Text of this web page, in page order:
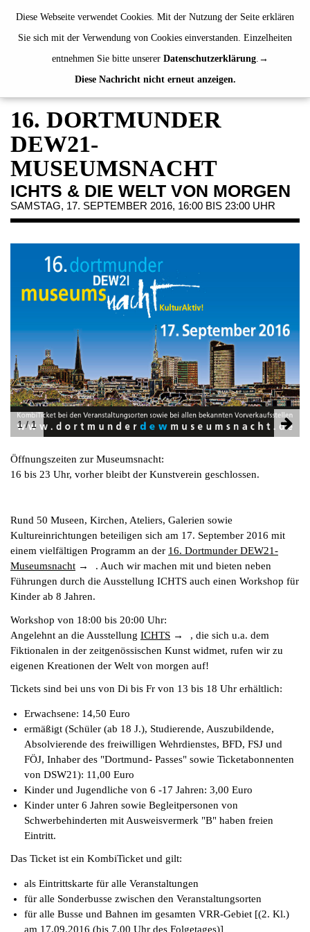
Diese Webseite verwendet Cookies. Mit der Nutzung der Seite erklären
Sie sich mit der Verwendung von Cookies einverstanden. Einzelheiten
entnehmen Sie bitte unserer Datenschutzerklärung.
Diese Nachricht nicht erneut anzeigen.
de | en
AUSSTELLUNGEN
VERANSTALTUNGEN
JAHRESGABEN
PUBLIKATIONEN
ÜBER UNS
BESUCH
MITGLIEDSCHAFT
NEWSLETTER
PARTNER
IMPRESSUM
DATENSCHUTZ
16. DORTMUNDER
DEW21-
MUSEUMSNACHT
ICHTS & DIE WELT VON MORGEN
SAMSTAG, 17. SEPTEMBER 2016, 16:00 BIS 23:00 UHR
1 / 1
Öffnungszeiten zur Museumsnacht:
16 bis 23 Uhr, vorher bleibt der Kunstverein geschlossen.
Rund 50 Museen, Kirchen, Ateliers, Galerien sowie
Kultureinrichtungen beteiligen sich am 17. September 2016 mit
einem vielfältigen Programm an der 16. Dortmunder DEW21-
Museumsnacht
. Auch wir machen mit und bieten neben
Führungen durch die Ausstellung ICHTS auch einen Workshop für
Kinder ab 8 Jahren.
Workshop von 18:00 bis 20:00 Uhr:
Angelehnt an die Ausstellung ICHTS
, die sich u.a. dem
Fiktionalen in der zeitgenössischen Kunst widmet, rufen wir zu
eigenen Kreationen der Welt von morgen auf!
Tickets sind bei uns von Di bis Fr von 13 bis 18 Uhr erhältlich:
Erwachsene: 14,50 Euro
ermäßigt (Schüler (ab 18 J.), Studierende, Auszubildende,
Absolvierende des freiwilligen Wehrdienstes, BFD, FSJ und
FÖJ, Inhaber des "Dortmund- Passes" sowie Ticketabonnenten
von DSW21): 11,00 Euro
Kinder und Jugendliche von 6 -17 Jahren: 3,00 Euro
Kinder unter 6 Jahren sowie Begleitpersonen von
Schwerbehinderten mit Ausweisvermerk "B" haben freien
Eintritt.
Das Ticket ist ein KombiTicket und gilt:
als Eintrittskarte für alle Veranstaltungen
für alle Sonderbusse zwischen den Veranstaltungsorten
für alle Busse und Bahnen im gesamten VRR-Gebiet [(2. Kl.)
am 17.09.2016 (bis 7.00 Uhr des Folgetages)]